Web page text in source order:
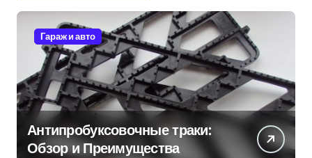
Гараж и авто
Антипробуксовочные траки:
Обзор и Преимущества